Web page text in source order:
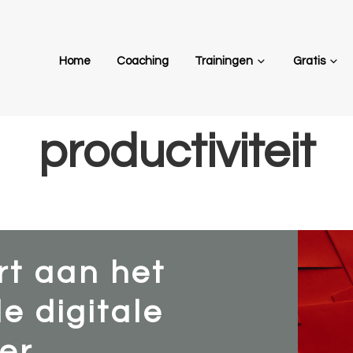
Home Coaching Trainingen Gratis
productiviteit
aan het
digitale